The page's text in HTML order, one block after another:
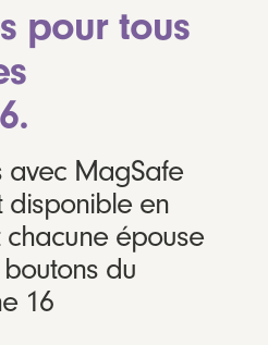
pour tous
avec MagSafe
disponible en
épouse
du
16